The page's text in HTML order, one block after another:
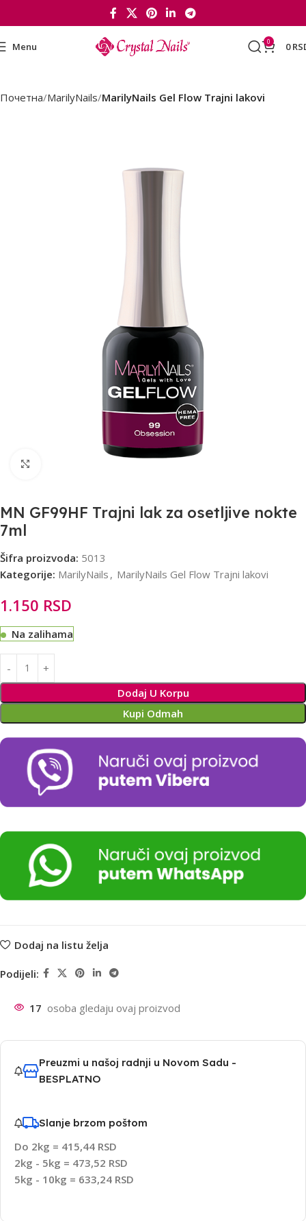
Menu 0 0
Почетна MarilyNails MarilyNails Gel Flow Trajni lakovi
MN GF99HF Trajni lak za osetljive nokte
7ml
Šifra proizvoda: 5013
Kategorije: MarilyNails , MarilyNails Gel Flow Trajni lakovi
1.150 RSD
Na zalihama
Dodaj U Korpu
Kupi Odmah
Alternative:
Dodaj na listu želja
Podijeli:
17 osoba gledaju ovaj proizvod
Preuzmi u našoj radnji u Novom Sadu -
BESPLATNO
Slanje brzom poštom
Do 2kg = 415,44 RSD
2kg - 5kg = 473,52 RSD
5kg - 10kg = 633,24 RSD